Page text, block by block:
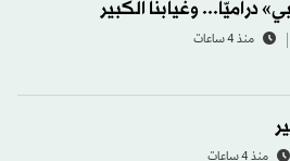
دراميّاً... وغيابنا الكبير
منذ 4 ساعات
منذ 4 ساعات